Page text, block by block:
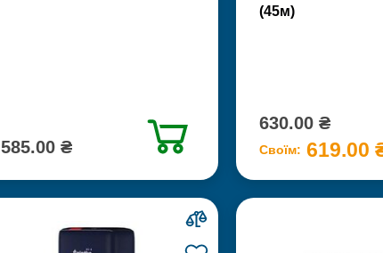
585.00 ₴
(45м)
630.00 ₴
Своїм: 619.00